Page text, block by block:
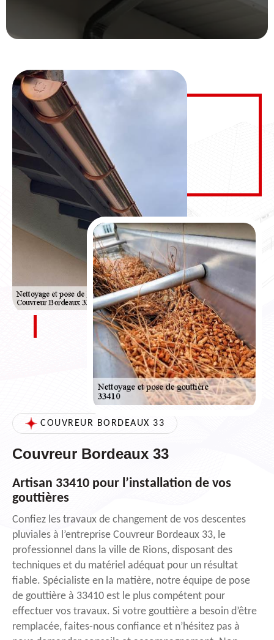
COUVREUR BORDEAUX 33
Couvreur Bordeaux 33
Artisan 33410 pour l’installation de vos
gouttières
Confiez les travaux de changement de vos descentes
pluviales à l’entreprise Couvreur Bordeaux 33, le
professionnel dans la ville de Rions, disposant des
techniques et du matériel adéquat pour un résultat
fiable. Spécialiste en la matière, notre équipe de pose
de gouttière à 33410 est le plus compétent pour
effectuer vos travaux. Si votre gouttière a besoin d’être
remplacée, faites-nous confiance et n’hésitez pas à